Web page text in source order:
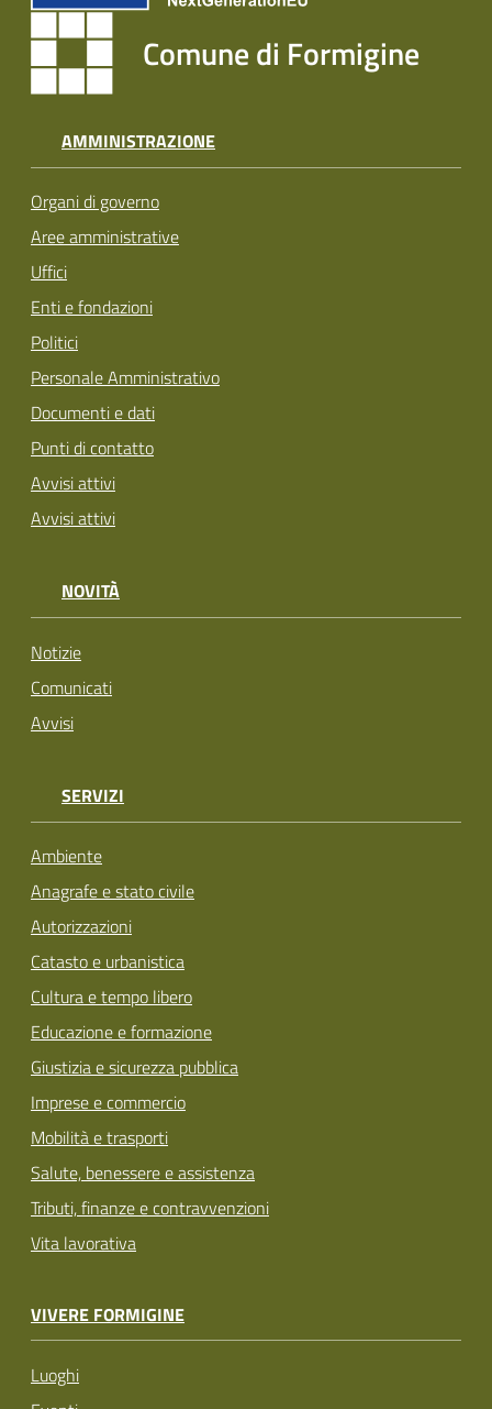
Comune di Formigine
AMMINISTRAZIONE
Organi di governo
Aree amministrative
Uffici
Enti e fondazioni
Politici
Personale Amministrativo
Documenti e dati
Punti di contatto
Avvisi attivi
Avvisi attivi
NOVITÀ
Notizie
Comunicati
Avvisi
SERVIZI
Ambiente
Anagrafe e stato civile
Autorizzazioni
Catasto e urbanistica
Cultura e tempo libero
Educazione e formazione
Giustizia e sicurezza pubblica
Imprese e commercio
Mobilità e trasporti
Salute, benessere e assistenza
Tributi, finanze e contravvenzioni
Vita lavorativa
VIVERE FORMIGINE
Luoghi